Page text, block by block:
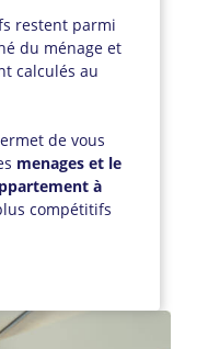
restent parmi
du ménage et
calculés au
de vous
menages et le
à
compétitifs